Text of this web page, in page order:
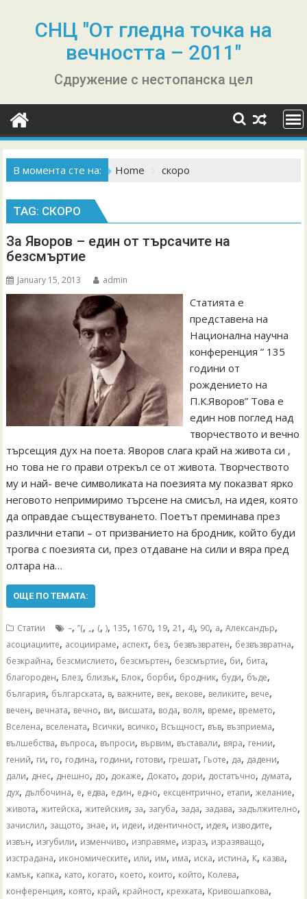
СНЦ "От гледна точка на
вечността – 2011"
Сдружение с нестопанска цел
В момента сте на: Home скоро
TAG: СКОРО
За Яворов – един от търсачите на
безсмъртие
January 15, 2013 admin
Статията е
представена на
Национална научна
конференция ” 135
години от
рождението на
П.К.Яворов” Това е
един нов поглед над
творчеството и вечно
търсещия дух на поета. Яворов слага край на живота си ,
но това не го прави отрекъл се от живота. Творчеството
му и най- вече символиката на поезията му показват ярко
неговото непримиримо търсене на смисъл, на идея, която
да оправдае съществуването. Поетът преминава през
различни етапи – от призванието на бродник, който буди
трогва с поезията си, през отдаване на сили и вяра пред
олтара на…
ОЩЕ ПО ТЕМАТА:
Статии –,”(, „, (,), 135, 1670, 19,21 , 4), 90, а,Александър,
асоциациите, асоциираме, аспект, без, безвъзвратен, безвъзвратна,
безкрайна, безсмислието, безсмъртен, безсмъртие, би, бита,
благороден, Блез, близък, Блок, борби, бродник, буди, бъде,
българия, българската, в, важните, век, векове, великите, вече,
вечен, вечната, вечно, ви, висшата, вода, воля, време, времето,
Вселена, вселената, Всички, всичко, Всъщност, във, възприема,
вълшебства, въпроса, въпроси, вървим, въставали, вяра, гении,
гений, ги, го, година, години, готови, грешат, Гьоте, да, дадени,
дали, днес, днешно, до, докаже, Докато, дори, достатъчно, думата,
дух, дълбочина, е, едва, един, едно, ексцентрично, етапи,желание,
живота,житейска,житейския, за, загуба, зада, задава, задължително,
зачислил, защото, знае, и, идеи, идентичност, идея, изводите,
извън, изгубили, изменчиво, изправяме, израз, изразяващо,
изстрадана, икономическите, или, им, има, иска, истина, К, казва,
камък, капка, като, когато, което, които, който, Колева,
конференция, която, край, крайност, крехката, Кривошапкова,